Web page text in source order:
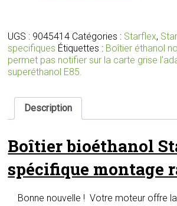
Starflex
avec
branchement
sur
prise
relie
les
injecteurs
UGS : 9045414 Catégories : Starflex,
specifiques Étiquettes : Boîtier éthanol
permet pas notifier sur la carte grise
superéthanol E85.
Description
Boîtier bioéthanol
spécifique montage
Bonne nouvelle ! Votre moteur offre